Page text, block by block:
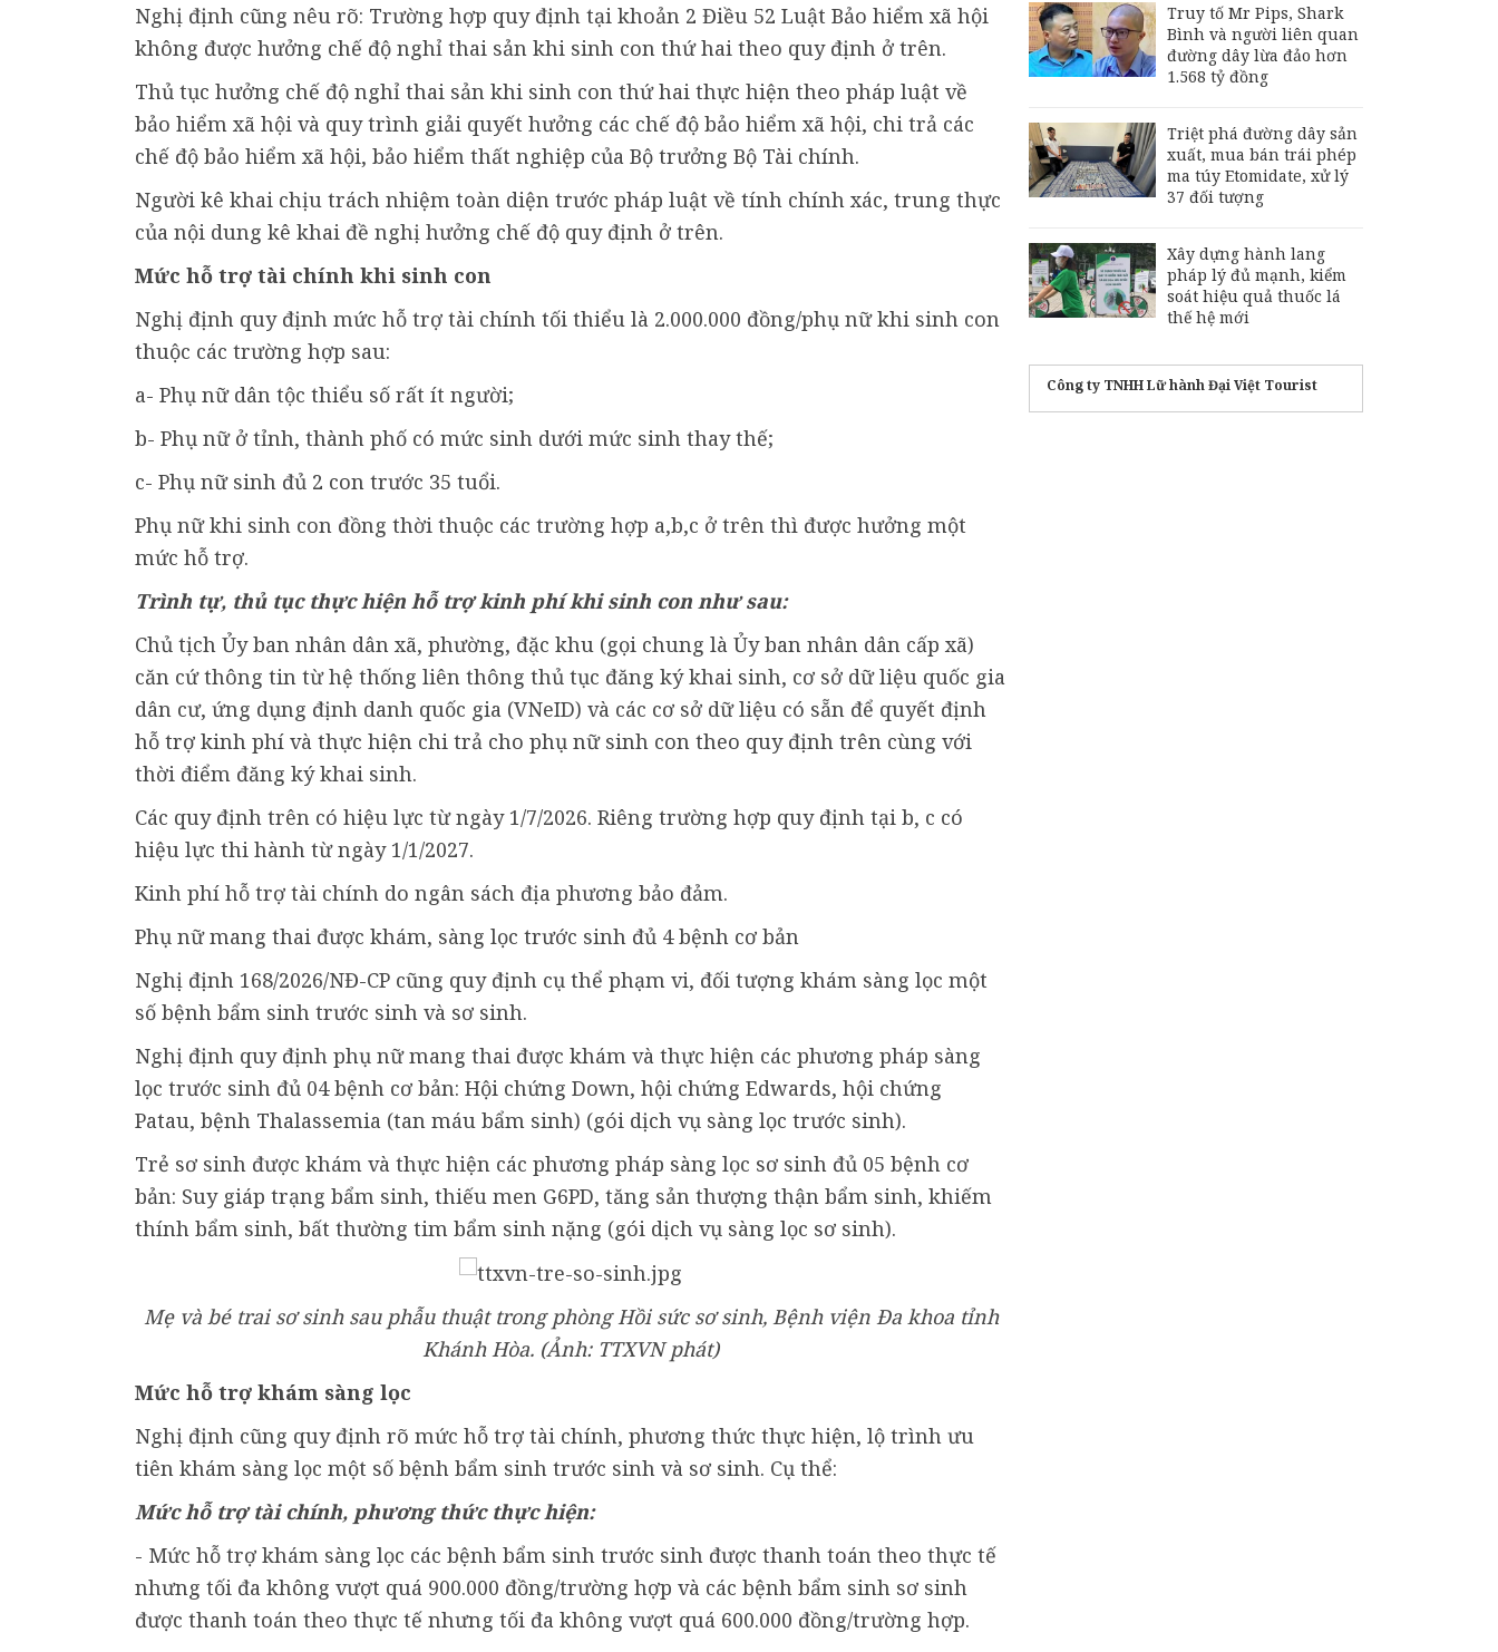
Nghị định cũng nêu rõ: Trường hợp quy định tại khoản 2 Điều 52 Luật Bảo hiểm xã hội
không được hưởng chế độ nghỉ thai sản khi sinh con thứ hai theo quy định ở trên.
Thủ tục hưởng chế độ nghỉ thai sản khi sinh con thứ hai thực hiện theo pháp luật về
bảo hiểm xã hội và quy trình giải quyết hưởng các chế độ bảo hiểm xã hội, chi trả các
chế độ bảo hiểm xã hội, bảo hiểm thất nghiệp của Bộ trưởng Bộ Tài chính.
Người kê khai chịu trách nhiệm toàn diện trước pháp luật về tính chính xác, trung thực
của nội dung kê khai đề nghị hưởng chế độ quy định ở trên.
Mức hỗ trợ tài chính khi sinh con
Nghị định quy định mức hỗ trợ tài chính tối thiểu là 2.000.000 đồng/phụ nữ khi sinh con
thuộc các trường hợp sau:
a- Phụ nữ dân tộc thiểu số rất ít người;
b- Phụ nữ ở tỉnh, thành phố có mức sinh dưới mức sinh thay thế;
c- Phụ nữ sinh đủ 2 con trước 35 tuổi.
Phụ nữ khi sinh con đồng thời thuộc các trường hợp a,b,c ở trên thì được hưởng một
mức hỗ trợ.
Trình tự, thủ tục thực hiện hỗ trợ kinh phí khi sinh con như sau:
Chủ tịch Ủy ban nhân dân xã, phường, đặc khu (gọi chung là Ủy ban nhân dân cấp xã)
căn cứ thông tin từ hệ thống liên thông thủ tục đăng ký khai sinh, cơ sở dữ liệu quốc gia
dân cư, ứng dụng định danh quốc gia (VNeID) và các cơ sở dữ liệu có sẵn để quyết định
hỗ trợ kinh phí và thực hiện chi trả cho phụ nữ sinh con theo quy định trên cùng với
thời điểm đăng ký khai sinh.
Các quy định trên có hiệu lực từ ngày 1/7/2026. Riêng trường hợp quy định tại b, c có
hiệu lực thi hành từ ngày 1/1/2027.
Kinh phí hỗ trợ tài chính do ngân sách địa phương bảo đảm.
Phụ nữ mang thai được khám, sàng lọc trước sinh đủ 4 bệnh cơ bản
Nghị định 168/2026/NĐ-CP cũng quy định cụ thể phạm vi, đối tượng khám sàng lọc một
số bệnh bẩm sinh trước sinh và sơ sinh.
Nghị định quy định phụ nữ mang thai được khám và thực hiện các phương pháp sàng
lọc trước sinh đủ 04 bệnh cơ bản: Hội chứng Down, hội chứng Edwards, hội chứng
Patau, bệnh Thalassemia (tan máu bẩm sinh) (gói dịch vụ sàng lọc trước sinh).
Trẻ sơ sinh được khám và thực hiện các phương pháp sàng lọc sơ sinh đủ 05 bệnh cơ
bản: Suy giáp trạng bẩm sinh, thiếu men G6PD, tăng sản thượng thận bẩm sinh, khiếm
thính bẩm sinh, bất thường tim bẩm sinh nặng (gói dịch vụ sàng lọc sơ sinh).
Mẹ và bé trai sơ sinh sau phẫu thuật trong phòng Hồi sức sơ sinh, Bệnh viện Đa khoa tỉnh
Khánh Hòa. (Ảnh: TTXVN phát)
Mức hỗ trợ khám sàng lọc
Nghị định cũng quy định rõ mức hỗ trợ tài chính, phương thức thực hiện, lộ trình ưu
tiên khám sàng lọc một số bệnh bẩm sinh trước sinh và sơ sinh. Cụ thể:
Mức hỗ trợ tài chính, phương thức thực hiện:
- Mức hỗ trợ khám sàng lọc các bệnh bẩm sinh trước sinh được thanh toán theo thực tế
nhưng tối đa không vượt quá 900.000 đồng/trường hợp và các bệnh bẩm sinh sơ sinh
được thanh toán theo thực tế nhưng tối đa không vượt quá 600.000 đồng/trường hợp.
Truy tố Mr Pips, Shark
Bình và người liên quan
đường dây lừa đảo hơn
1.568 tỷ đồng
Triệt phá đường dây sản
xuất, mua bán trái phép
ma túy Etomidate, xử lý
37 đối tượng
Xây dựng hành lang
pháp lý đủ mạnh, kiểm
soát hiệu quả thuốc lá
thế hệ mới
Công ty TNHH Lữ hành Đại Việt Tourist